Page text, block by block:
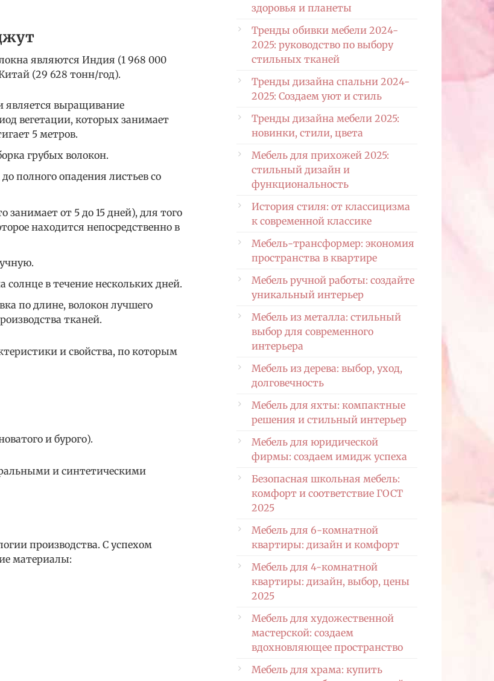
являются Индия (1 968 000
(29 628 тонн/год).
является выращивание
вегетации, которых занимает
5 метров.
грубых волокон.
полного опадения листьев со
от 5 до 15 дней), для того
находится непосредственно в
в течение нескольких дней.
по длине, волокон лучшего
тканей.
и свойства, по которым
и бурого).
и синтетическими
производства. С успехом
материалы:
здоровья и планеты
Тренды обивки мебели 2024-
2025: руководство по выбору
стильных тканей
Тренды дизайна спальни 2024-
2025: Создаем уют и стиль
Тренды дизайна мебели 2025:
новинки, стили, цвета
Мебель для прихожей 2025:
стильный дизайн и
функциональность
История стиля: от классицизма
к современной классике
Мебель-трансформер: экономия
пространства в квартире
Мебель ручной работы: создайте
уникальный интерьер
Мебель из металла: стильный
выбор для современного
интерьера
Мебель из дерева: выбор, уход,
долговечность
Мебель для яхты: компактные
решения и стильный интерьер
Мебель для юридической
фирмы: создаем имидж успеха
Безопасная школьная мебель:
комфорт и соответствие ГОСТ
2025
Мебель для 6-комнатной
квартиры: дизайн и комфорт
Мебель для 4-комнатной
квартиры: дизайн, выбор, цены
2025
Мебель для художественной
мастерской: создаем
вдохновляющее пространство
Мебель для храма: купить